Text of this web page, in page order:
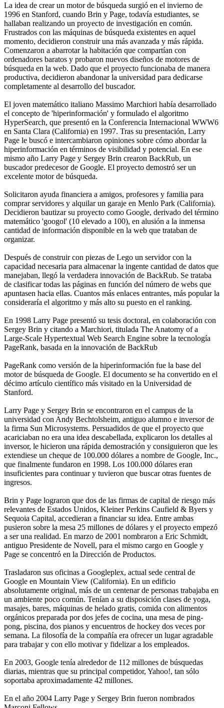
La idea de crear un motor de búsqueda surgió en el invierno de
1996 en Stanford, cuando Brin y Page, todavía estudiantes, se
hallaban realizando un proyecto de investigación en común.
Frustrados con las máquinas de búsqueda existentes en aquel
momento, decidieron construir una más avanzada y más rápida.
Comenzaron a abarrotar la habitación que compartían con
ordenadores baratos y probaron nuevos diseños de motores de
búsqueda en la web. Dado que el proyecto funcionaba de manera
productiva, decidieron abandonar la universidad para dedicarse
completamente al desarrollo del buscador.
El joven matemático italiano Massimo Marchiori había desarrollado
el concepto de 'hiperinformación' y formulado el algoritmo
HyperSearch, que presentó en la Conferencia Internacional WWW6
en Santa Clara (California) en 1997. Tras su presentación, Larry
Page le buscó e intercambiaron opiniones sobre cómo abordar la
hiperinformación en términos de visibilidad y potencial. En ese
mismo año Larry Page y Sergey Brin crearon BackRub, un
buscador predecesor de Google. El proyecto demostró ser un
excelente motor de búsqueda.
Solicitaron ayuda financiera a amigos, profesores y familia para
comprar servidores y alquilar un garaje en Menlo Park (California).
Decidieron bautizar su proyecto como Google, derivado del término
matemático 'googol' (10 elevado a 100), en alusión a la inmensa
cantidad de información disponible en la web que trataban de
organizar.
Después de construir con piezas de Lego un servidor con la
capacidad necesaria para almacenar la ingente cantidad de datos que
manejaban, llegó la verdadera innovación de BackRub. Se trataba
de clasificar todas las páginas en función del número de webs que
apuntasen hacia ellas. Cuantos más enlaces entrantes, más popular la
consideraría el algoritmo y más alto su puesto en el ranking.
En 1998 Larry Page presentó su tesis doctoral, en colaboración con
Sergey Brin y citando a Marchiori, titulada The Anatomy of a
Large-Scale Hypertextual Web Search Engine sobre la tecnología
PageRank, basada en la innovación de BackRub
PageRank como versión de la hiperinformación fue la base del
motor de búsqueda de Google. El documento se ha convertido en el
décimo artículo científico más visitado en la Universidad de
Stanford.
Larry Page y Sergey Brin se encontraron en el campus de la
universidad con Andy Bechtolsheim, antiguo alumno e inversor de
la firma Sun Microsystems. Persuadidos de que el proyecto que
acariciaban no era una idea descabellada, explicaron los detalles al
inversor, le hicieron una rápida demostración y consiguieron que les
extendiese un cheque de 100.000 dólares a nombre de Google, Inc.,
que finalmente fundaron en 1998. Los 100.000 dólares eran
insuficientes para continuar y tuvieron que buscar otras fuentes de
ingresos.
Brin y Page lograron que dos de las firmas de capital de riesgo más
relevantes de Estados Unidos, Kleiner Perkins Caufield & Byers y
Sequoia Capital, accedieran a financiar su idea. Entre ambas
pusieron sobre la mesa 25 millones de dólares y el proyecto empezó
a ser una realidad. En marzo de 2001 nombraron a Eric Schmidt,
antiguo Presidente de Novell, para el mismo cargo en Google y
Page se concentró en la Dirección de Productos.
Trasladaron sus oficinas a Googleplex, actual sede central de
Google en Mountain View (California). En un edificio
absolutamente original, más de un centenar de personas trabajaba en
un ambiente poco común. Tenían a su disposición clases de yoga,
masajes, bares, máquinas de helado gratis, comida con alimentos
orgánicos preparada por dos jefes de cocina, una mesa de ping-
pong, piscina, dos pianos y encuentros de hockey dos veces por
semana. La filosofía de la compañía era ofrecer un lugar agradable
para trabajar y con ello motivar y fidelizar a los empleados.
En 2003, Google tenía alrededor de 112 millones de búsquedas
diarias, mientras que su principal competidor, Yahoo!, tan sólo
soportaba aproximadamente 42 millones.
En el año 2004 Larry Page y Sergey Brin fueron nombrados